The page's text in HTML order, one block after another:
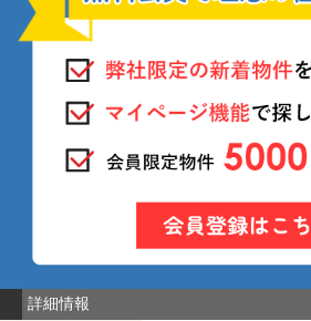
詳細情報